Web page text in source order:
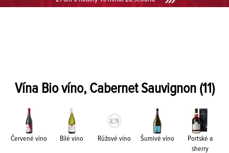
Vína Bio víno, Cabernet Sauvignon(11)
Červené víno Bílé víno Růžové víno Šumivé víno
Portské a
sherry